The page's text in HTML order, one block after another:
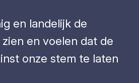
en landelijk de
en voelen dat de
onze stem te laten